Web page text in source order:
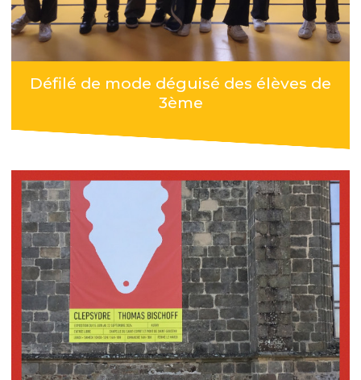
Défilé de mode déguisé des élèves de
3ème